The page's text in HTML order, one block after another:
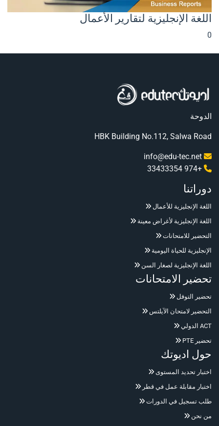
اللغة الإنجليزية لتقارير الأعمال
0
الدوحة
HBK Building No.112, Salwa Road
info@edu-tec.net
+974 33433354
دوراتنا
اللغة الإنجليزية للأعمال
اللغة الإنجليزية لأغراض معينة
التحضير للامتحانات
الإنجليزية للحياة اليومية
اللغة الإنجليزية لصغار السن
تحضير الامتحانات
تحضير التوفل
التحضير لامتحان الآيلتس
ACT الدولي
تحضير PTE
حول اديوتك
اختبار تحديد المستوى
اختبار مقابلة عمل في قطر
طلب تسجيل في الدورات
من نحن
الأسعار، التسجيل، اختبار تحديد المستوى، الدوام،
العنوان، أو تدريب الشركات.